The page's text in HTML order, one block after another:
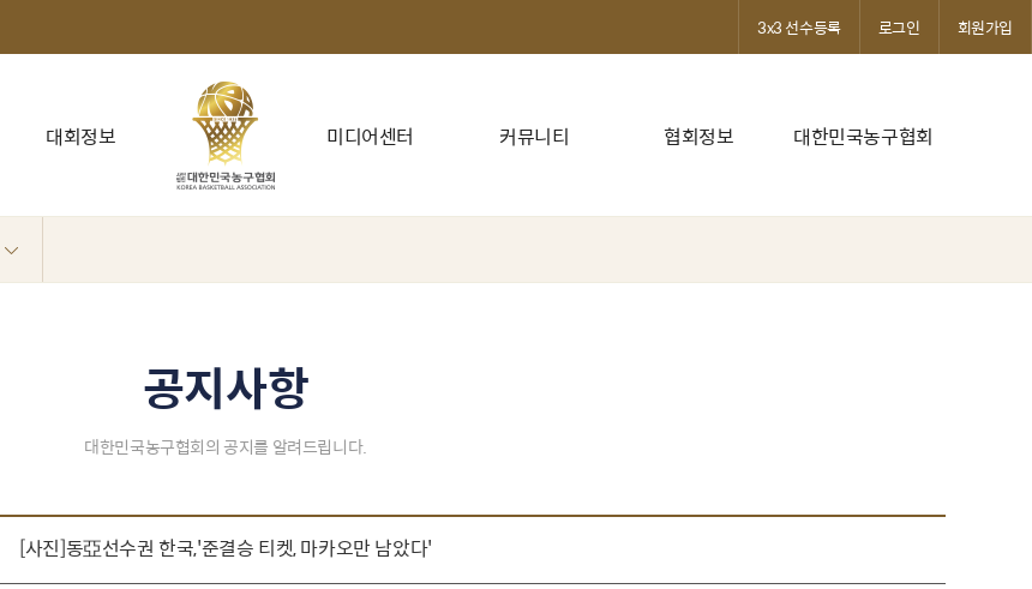
대회정보 미디어센터 커뮤니티 협회정보 대한민국농구협회
3x3 선수등록 로그인 회원가입
공지사항
대한민국농구협회의 공지를 알려드립니다.
[사진]동亞선수권 한국,'준결승 티켓, 마카오만 남았다'